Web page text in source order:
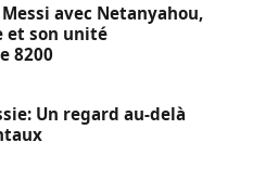
avec Netanyahou,
et son unité
8200
Un regard au-delà